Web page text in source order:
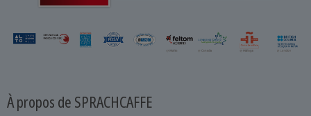
À propos de SPRACHCAFFE